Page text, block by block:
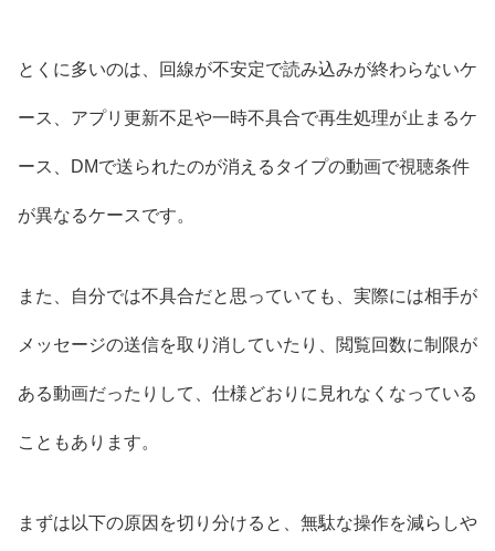
とくに多いのは、回線が不安定で読み込みが終わらないケ
ース、アプリ更新不足や一時不具合で再生処理が止まるケ
ース、DMで送られたのが消えるタイプの動画で視聴条件
が異なるケースです。
また、自分では不具合だと思っていても、実際には相手が
メッセージの送信を取り消していたり、閲覧回数に制限が
ある動画だったりして、仕様どおりに見れなくなっている
こともあります。
まずは以下の原因を切り分けると、無駄な操作を減らしや